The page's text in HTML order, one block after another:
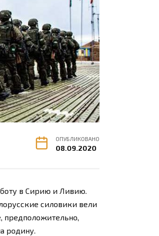
ОПУБЛИКОВАНО
08.09.2020
в Сирию и Ливию.
силовики вели
предположительно,
родину.